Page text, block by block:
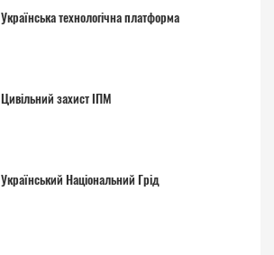
Українська технологічна платформа
Цивільний захист ІПМ
Український Національний Грід